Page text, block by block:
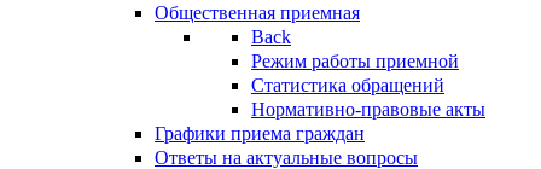
Общественная приемная
Back
Режим работы приемной
Статистика обращений
Нормативно-правовые акты
Графики приема граждан
Ответы на актуальные вопросы